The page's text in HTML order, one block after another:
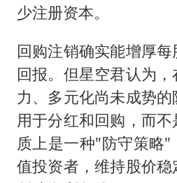
少注册资本。
回购注销确实能增厚
回报。但星空君认为
力、多元化尚未成势
用于分红和回购，而
质上是一种"防守策略
值投资者，维持股价